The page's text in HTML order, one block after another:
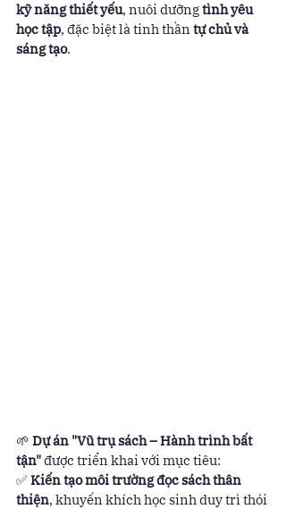
kỹ năng thiết yếu, nuôi dưỡng tình yêu
học tập, đặc biệt là tinh thần tự chủ và
sáng tạo.
🌱 Dự án "Vũ trụ sách – Hành trình bất
tận" được triển khai với mục tiêu:
✅ Kiến tạo môi trường đọc sách thân
thiện, khuyến khích học sinh duy trì thói